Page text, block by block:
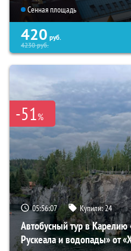
Сенная площадь
420 руб.
4230руб.
-51%
05:56:06 Купили:24
Автобусный тур в
Рускеала и водопады» от